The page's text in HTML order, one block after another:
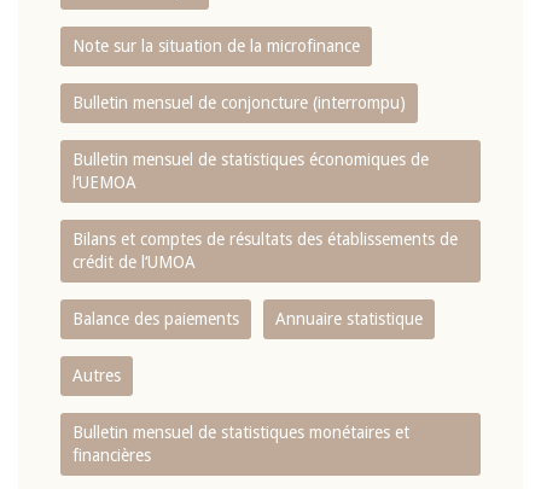
Note sur la situation de la microfinance
Bulletin mensuel de conjoncture (interrompu)
Bulletin mensuel de statistiques économiques de
l‘UEMOA
Bilans et comptes de résultats des établissements de
crédit de l‘UMOA
Balance des paiements Annuaire statistique
Autres
Bulletin mensuel de statistiques monétaires et
financières